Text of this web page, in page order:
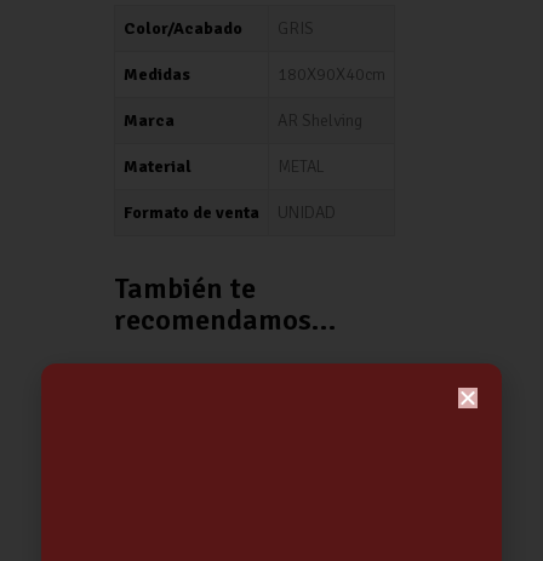
Color/Acabado GRIS
Medidas 180X90X40cm
Marca AR Shelving
Material METAL
Formato de venta UNIDAD
También te
recomendamos…